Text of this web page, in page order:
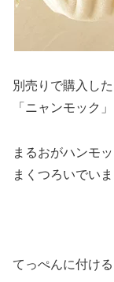
別売りで購入し
「ニャンモック」
まるおがハンモ
まくつろいでいま
てっぺんに付け